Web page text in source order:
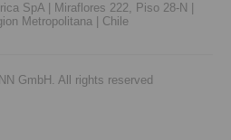
SpA |
Miraflores 222, Piso 28-N |
Metropolitana |
Chile
GmbH. All rights reserved